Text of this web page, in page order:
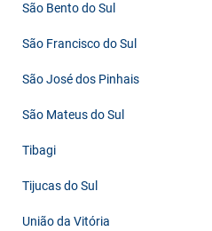
São Bento do Sul
São Francisco do Sul
São José dos Pinhais
São Mateus do Sul
Tibagi
Tijucas do Sul
União da Vitória